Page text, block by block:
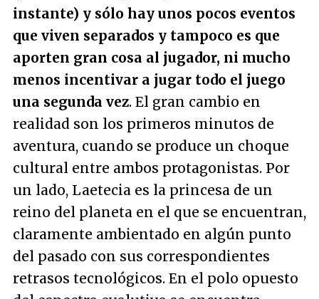
instante) y sólo hay unos pocos eventos
que viven separados y tampoco es que
aporten gran cosa al jugador, ni mucho
menos incentivar a jugar todo el juego
una segunda vez. El gran cambio en
realidad son los primeros minutos de
aventura, cuando se produce un choque
cultural entre ambos protagonistas. Por
un lado, Laetecia es la princesa de un
reino del planeta en el que se encuentran,
claramente ambientado en algún punto
del pasado con sus correspondientes
retrasos tecnológicos. En el polo opuesto